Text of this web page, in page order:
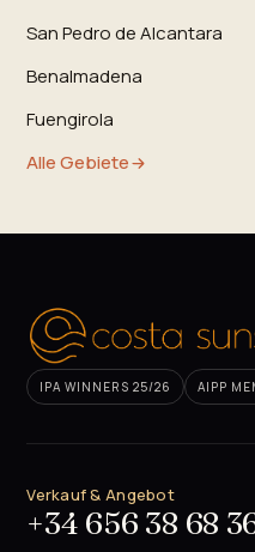
San Pedro de Alcantara
Benalmadena
Fuengirola
Alle Gebiete
IPA WINNERS 25/26 AIPP
Verkauf & Angebot
+34 656 38 68